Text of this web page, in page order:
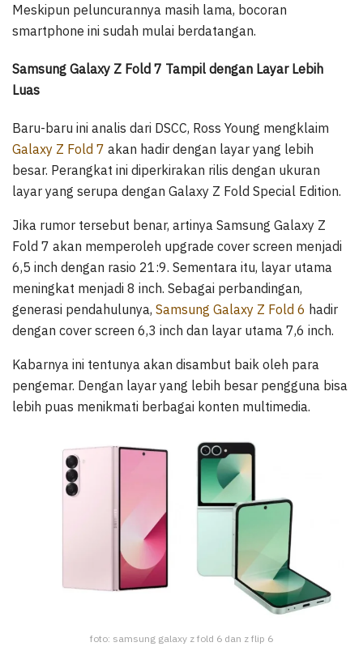
Meskipun peluncurannya masih lama, bocoran
smartphone ini sudah mulai berdatangan.
Samsung Galaxy Z Fold 7 Tampil dengan Layar Lebih
Luas
Baru-baru ini analis dari DSCC, Ross Young mengklaim
Galaxy Z Fold 7 akan hadir dengan layar yang lebih
besar. Perangkat ini diperkirakan rilis dengan ukuran
layar yang serupa dengan Galaxy Z Fold Special Edition.
Jika rumor tersebut benar, artinya Samsung Galaxy Z
Fold 7 akan memperoleh upgrade cover screen menjadi
6,5 inch dengan rasio 21:9. Sementara itu, layar utama
meningkat menjadi 8 inch. Sebagai perbandingan,
generasi pendahulunya, Samsung Galaxy Z Fold 6 hadir
dengan cover screen 6,3 inch dan layar utama 7,6 inch.
Kabarnya ini tentunya akan disambut baik oleh para
pengemar. Dengan layar yang lebih besar pengguna bisa
lebih puas menikmati berbagai konten multimedia.
foto: samsung galaxy z fold 6 dan z flip 6